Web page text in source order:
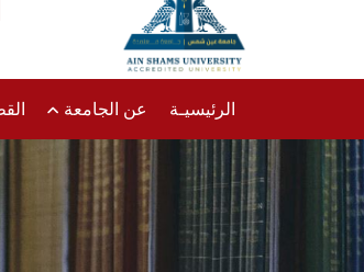
الرئيسيـة عن الجامعة